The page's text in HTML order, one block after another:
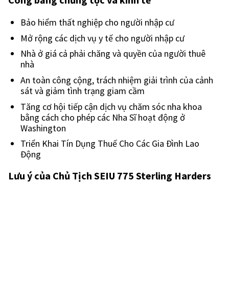
Bảo hiểm thất nghiệp cho người nhập cư
Mở rộng các dịch vụ y tế cho người nhập cư
Nhà ở giá cả phải chăng và quyền của người thuê
nhà
An toàn công cộng, trách nhiệm giải trình của cảnh
sát và giảm tình trạng giam cầm
Tăng cơ hội tiếp cận dịch vụ chăm sóc nha khoa
bằng cách cho phép các Nha Sĩ hoạt động ở
Washington
Triển Khai Tín Dụng Thuế Cho Các Gia Đình Lao
Động
Lưu ý của Chủ Tịch SEIU 775 Sterling Harders